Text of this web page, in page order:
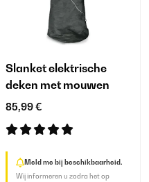
Slanket elektrische
deken met mouwen
85,99 €
Meld me bij beschikbaarheid.
Wij informeren u zodra het op